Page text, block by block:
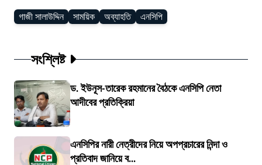
গাজী সালাউদ্দিন সাময়িক অব্যাহতি এনসিপি
সংশ্লিষ্ট
ড. ইউনূস-তারেক রহমানের বৈঠকে এনসিপি নেতা
আদীবের প্রতিক্রিয়া
এনসিপির নারী নেত্রীদের নিয়ে অপপ্রচারের নিন্দা ও
প্রতিবাদ জানিয়ে ব...